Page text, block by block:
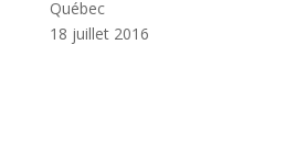
Québec
18 juillet 2016